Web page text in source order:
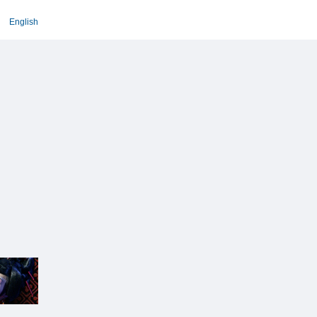
English